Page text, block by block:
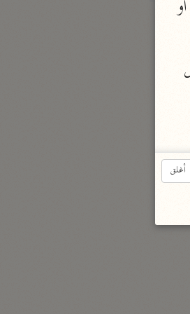
(و) من جعله اسماً للصّنم: فهو بعيد، لأن ما قبل الاستفهام لا يعمل (فيه ما) بعده، وفتحه على النعت للأب، أو
بعبادتكم الأصنام، أي: يتبين لمن أبصرَهُ (الله) أنه جسور وحيرة عن سبيل
أغلق